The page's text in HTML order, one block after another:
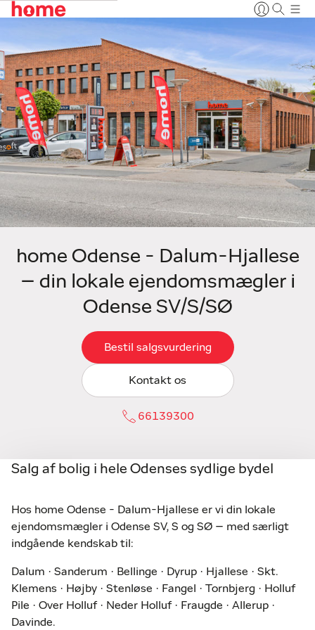
home Odense - Dalum-Hjallese
– din lokale ejendomsmægler i
Odense SV/S/SØ
Bestil salgsvurdering
Kontakt os
66139300
Salg af bolig i hele Odenses sydlige bydel
Hos home Odense - Dalum-Hjallese er vi din lokale
ejendomsmægler i Odense SV, S og SØ – med særligt
indgående kendskab til:
Dalum · Sanderum · Bellinge · Dyrup · Hjallese · Skt.
Klemens · Højby · Stenløse · Fangel · Tornbjerg · Holluf
Pile · Over Holluf · Neder Holluf · Fraugde · Allerup ·
Davinde.